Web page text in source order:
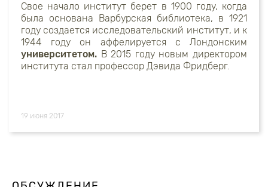
Свое начало институт берет в 1900 году, когда
была основана Варбурская библиотека, в 1921
году создается исследовательский институт, и к
1944 году он аффелируется с Лондонским
университетом. В 2015 году новым директором
института стал профессор Дэвида Фридберг.
19 июня 2017